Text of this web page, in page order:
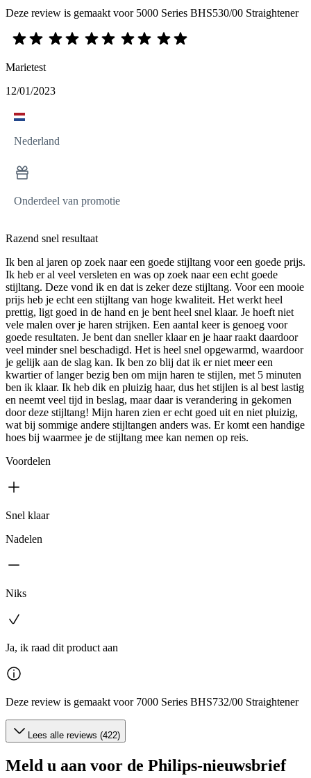
Deze review is gemaakt voor 5000 Series BHS530/00 Straightener
Marietest
12/01/2023
Nederland
Onderdeel van promotie
Razend snel resultaat
Ik ben al jaren op zoek naar een goede stijltang voor een goede prijs.
Ik heb er al veel versleten en was op zoek naar een echt goede
stijltang. Deze vond ik en dat is zeker deze stijltang. Voor een mooie
prijs heb je echt een stijltang van hoge kwaliteit. Het werkt heel
prettig, ligt goed in de hand en je bent heel snel klaar. Je hoeft niet
vele malen over je haren strijken. Een aantal keer is genoeg voor
goede resultaten. Je bent dan sneller klaar en je haar raakt daardoor
veel minder snel beschadigd. Het is heel snel opgewarmd, waardoor
je gelijk aan de slag kan. Ik ben zo blij dat ik er niet meer een
kwartier of langer bezig ben om mijn haren te stijlen, met 5 minuten
ben ik klaar. Ik heb dik en pluizig haar, dus het stijlen is al best lastig
en neemt veel tijd in beslag, maar daar is verandering in gekomen
door deze stijltang! Mijn haren zien er echt goed uit en niet pluizig,
wat bij sommige andere stijltangen anders was. Er komt een handige
hoes bij waarmee je de stijltang mee kan nemen op reis.
Voordelen
Snel klaar
Nadelen
Niks
Ja, ik raad dit product aan
Deze review is gemaakt voor 7000 Series BHS732/00 Straightener
Lees alle reviews (422)
Meld u aan voor de Philips-nieuwsbrief